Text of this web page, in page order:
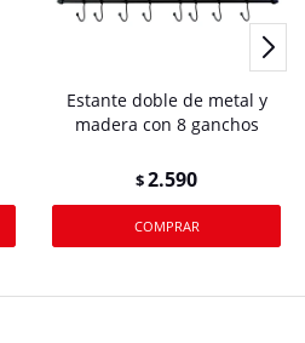
Estante doble de metal y
madera con 8 ganchos
$2.590